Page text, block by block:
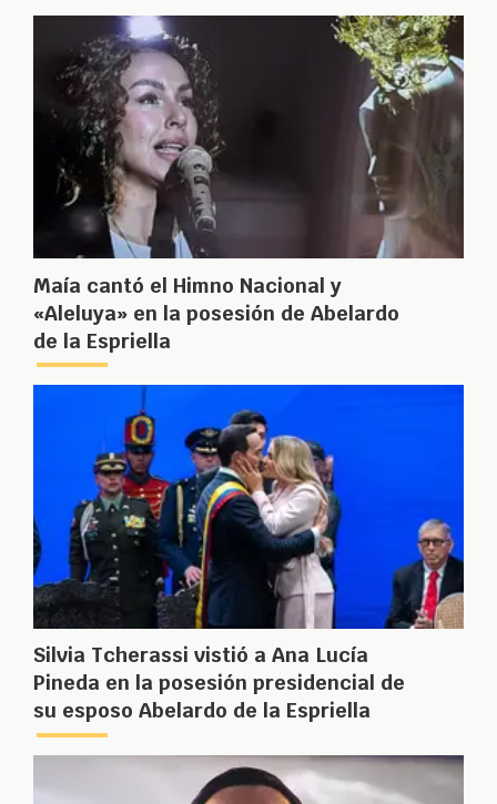
Maía cantó el Himno Nacional y
«Aleluya» en la posesión de Abelardo
de la Espriella
Silvia Tcherassi vistió a Ana Lucía
Pineda en la posesión presidencial de
su esposo Abelardo de la Espriella